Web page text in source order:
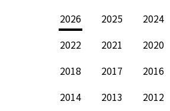
2026 2025 2024
2022
2021 2020
2018
2017 2016
2014
2013 2012